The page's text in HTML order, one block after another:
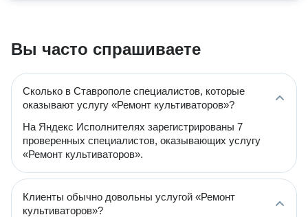
Вы часто спрашиваете
Сколько в Ставрополе специалистов, которые
оказывают услугу «Ремонт культиваторов»?
На Яндекс Исполнителях зарегистрированы 7
проверенных специалистов, оказывающих услугу
«Ремонт культиваторов».
Клиенты обычно довольны услугой «Ремонт
культиваторов»?